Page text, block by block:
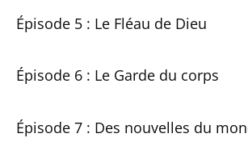
Épisode 5 : Le Fléau de Dieu
Épisode 6 : Le Garde du corps
Épisode 7 : Des nouvelles du